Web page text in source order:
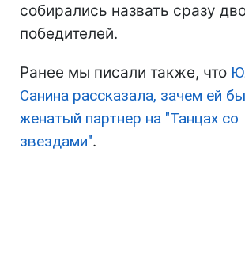
собирались назвать сразу
победителей.
Ранее мы писали также, что
Санина рассказала, зачем ей
женатый партнер на "Танцах со
звездами".